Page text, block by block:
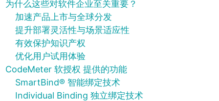
为什么这些对软件企业至关重要？
加速产品上市与全球分发
提升部署灵活性与场景适应性
有效保护知识产权
优化用户试用体验
CodeMeter 软授权 提供的功能
SmartBind® 智能绑定技术
Individual Binding 独立绑定技术